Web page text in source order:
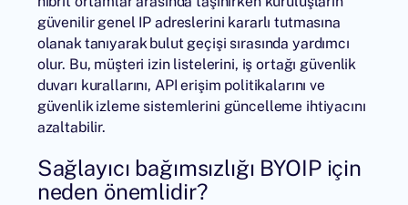
güvenilir genel IP adreslerini kararlı tutmasına
olanak tanıyarak bulut geçişi sırasında yardımcı
olur. Bu, müşteri izin listelerini, iş ortağı güvenlik
duvarı kurallarını, API erişim politikalarını ve
güvenlik izleme sistemlerini güncelleme ihtiyacını
azaltabilir.
Sağlayıcı bağımsızlığı BYOIP için
neden önemlidir?